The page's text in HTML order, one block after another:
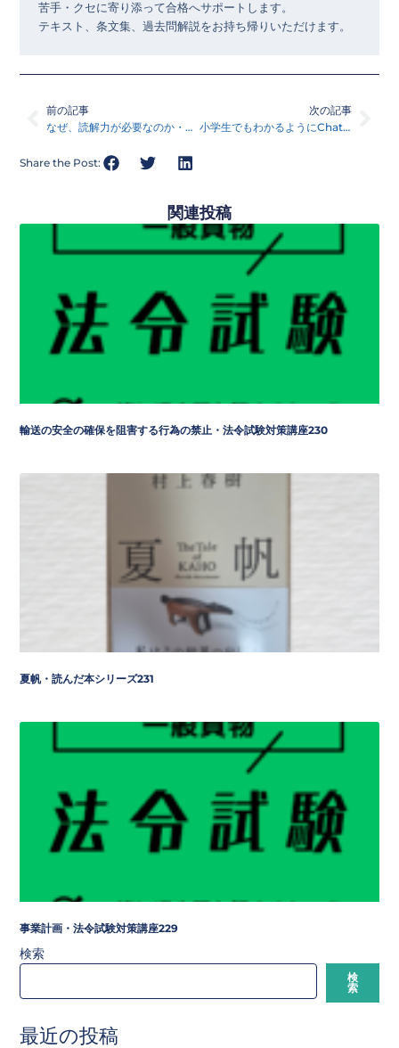
苦手・クセに寄り添って合格へサポートします。
テキスト、条文集、過去問解説をお持ち帰りいただけます。
前の記事
なぜ、読解力が必要なのか・読んだ本シリーズ63
次の記事
小学生でもわかるようにChatGPTを教えて・読んだ本シリーズ64
Share the Post:
関連投稿
輸送の安全の確保を阻害する行為の禁止・法令試験対策講座230
夏帆・読んだ本シリーズ231
事業計画・法令試験対策講座229
検索
検
索
最近の投稿